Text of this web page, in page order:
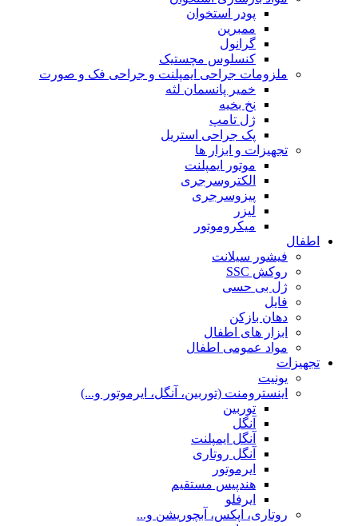
پودر استخوان
ممبرین
گرانول
کنسلوس مچستیک
ملزومات جراحی ایمپلنت و جراحی فک و صورت
خمیر پانسمان لثه
نخ بخیه
ژل تامپ
پک جراحی استریل
تجهیزات و ابزار ها
موتور ایمپلنت
الکتروسرجری
پیزوسرجری
لیزر
میکروموتور
اطفال
فیشور سیلانت
روکش SSC
ژل بی حسی
فایل
دهان بازکن
ابزار های اطفال
مواد عمومی اطفال
تجهیزات
یونیت
اینسترومنت (توربین، آنگل، ایرموتور و...)
توربین
آنگل
آنگل ایمپلنت
آنگل روتاری
ایرموتور
هندپیس مستقیم
ایرفلو
روتاری، اپکس، آبچوریشن و...